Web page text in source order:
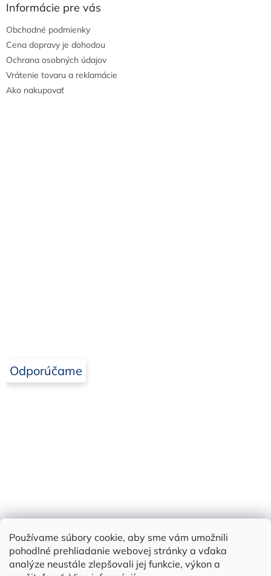
Používame súbory cookie, aby sme vám umožnili
pohodlné prehliadanie webovej stránky a vďaka
analýze neustále zlepšovali jej funkcie, výkon a
Informácie pre vás
Obchodné podmienky
Cena dopravy je dohodou
Ochrana osobných údajov
Vrátenie tovaru a reklamácie
Ako nakupovať
Odporúčame
Bielbet